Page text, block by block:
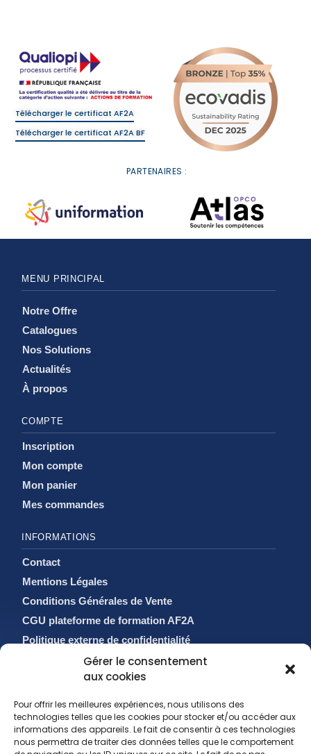
Gérer le consentement
aux cookies
Pour offrir les meilleures expériences, nous utilisons des
technologies telles que les cookies pour stocker et/ou accéder aux
informations des appareils. Le fait de consentir à ces technologies
nous permettra de traiter des données telles que le comportement
Télécharger le certificat AF2A
Télécharger le certificat AF2A BF
PARTENAIRES :
INFORMATIONS
Contact
Mentions Légales
Conditions Générales de Vente
CGU plateforme de formation AF2A
Politique externe de confidentialité
Politique de cookies (EU)
MENU PRINCIPAL
Notre Offre
Catalogues
Nos Solutions
Actualités
À propos
COMPTE
Inscription
Mon compte
Mon panier
Mes commandes